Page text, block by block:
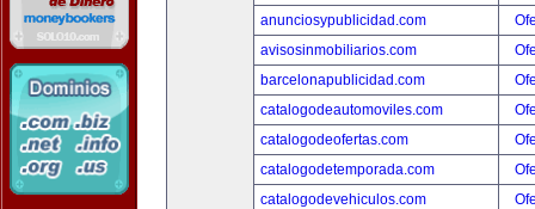
anunciosypublicidad.com
avisosinmobiliarios.com
barcelonapublicidad.com
catalogodeautomoviles.com
catalogodeofertas.com
catalogodetemporada.com
catalogodevehiculos.com